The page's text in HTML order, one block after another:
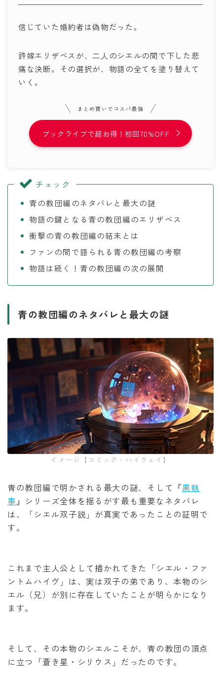
信じていた婚約者は偽物だった。
許嫁エリザベスが、二人のシエルの間で下した悲
痛な決断。その選択が、物語の全てを塗り替えて
いく。
まとめ買いでコスパ最強
ブックライブで超お得！初回70%OFF
チェック
青の教団編のネタバレと最大の謎
物語の鍵となる青の教団編のエリザベス
衝撃の青の教団編の結末とは
ファンの間で語られる青の教団編の考察
物語は続く！青の教団編の次の展開
青の教団編のネタバレと最大の謎
イメージ【コミック・ハイウェイ】
青の教団編で明かされる最大の謎、そして『黒執
事 』シリーズ全体を揺るがす最も重要なネタバレ
は、「シエル双子説」が真実であったことの証明で
す。
これまで主人公として描かれてきた「シエル・ファ
ントムハイヴ」は、実は双子の弟であり、本物のシ
エル（兄）が別に存在していたことが明らかになり
ます。
そして、その本物のシエルこそが、青の教団の頂点
に立つ「蒼き星・シリウス」だったのです。